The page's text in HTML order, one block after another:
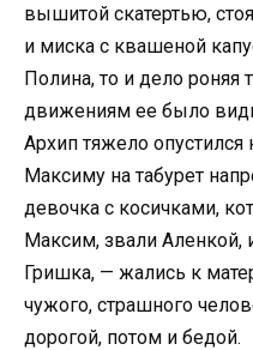
вышитой скатертью,
и миска с квашеной
Полина, то и дело роняя
движениям ее было
Архип тяжело опустился
Максиму на табурет
девочка с косичками,
Максим, звали Аленкой,
Гришка, — жались к
чужого, страшного
дорогой, потом и бедой.